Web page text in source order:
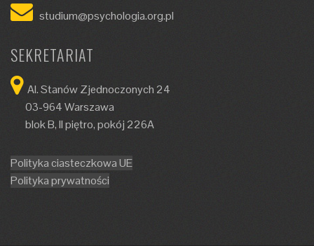
studium@psychologia.org.pl
SEKRETARIAT
Al. Stanów Zjednoczonych 24
03-964 Warszawa
blok B, II piętro, pokój 226A
Polityka ciasteczkowa UE
Polityka prywatności